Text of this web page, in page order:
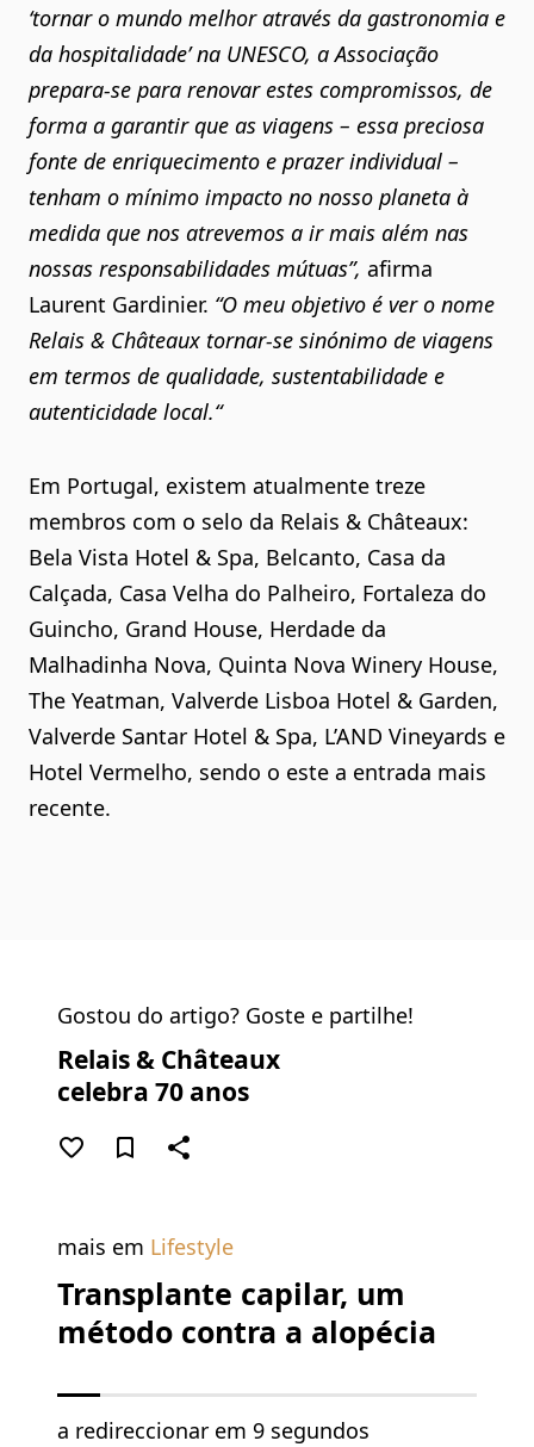
‘tornar o mundo melhor através da gastronomia e
da hospitalidade’ na UNESCO, a Associação
prepara-se para renovar estes compromissos, de
forma a garantir que as viagens – essa preciosa
fonte de enriquecimento e prazer individual –
tenham o mínimo impacto no nosso planeta à
medida que nos atrevemos a ir mais além nas
nossas responsabilidades mútuas”, afirma
Laurent Gardinier. “O meu objetivo é ver o nome
Relais & Châteaux tornar-se sinónimo de viagens
em termos de qualidade, sustentabilidade e
autenticidade local.“
Em Portugal, existem atualmente treze
membros com o selo da Relais & Châteaux:
Bela Vista Hotel & Spa, Belcanto, Casa da
Calçada, Casa Velha do Palheiro, Fortaleza do
Guincho, Grand House, Herdade da
Malhadinha Nova, Quinta Nova Winery House,
The Yeatman, Valverde Lisboa Hotel & Garden,
Valverde Santar Hotel & Spa, L’AND Vineyards e
Hotel Vermelho, sendo o este a entrada mais
recente.
Gostou do artigo? Goste e partilhe!
Relais & Châteaux
celebra 70 anos
favorite_border bookmark_border share
mais em Lifestyle
Transplante capilar, um
método contra a alopécia
a redireccionar em 9 segundos